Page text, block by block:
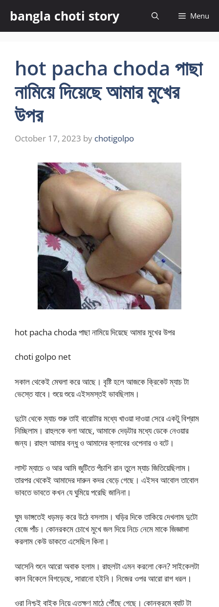
content
bangla choti story Menu
hot pacha choda পাছা
নামিয়ে দিয়েছে আমার মুখের
উপর
October 17, 2023 by chotigolpo
hot pacha choda পাছা নামিয়ে দিয়েছে আমার মুখের উপর
choti golpo net
সকাল থেকেই মেঘলা করে আছে। বৃষ্টি হলে আজকে ক্রিকেট ম্যাচ টা
ভেস্তে যাবে। শুয়ে শুয়ে এইসমস্তই ভাবছিলাম।
দুটো থেকে ম্যাচ শুরু তাই বারোটার মধ্যে খাওয়া দাওয়া সেরে একটু বিশ্রাম
নিচ্ছিলাম। রাহুলকে বলা আছে, আমাকে দেড়টার মধ্যে ডেকে নেওয়ার
জন্য। রাহুল আমার বন্ধু ও আমাদের ক্লাবের ওপেনার ও বটে।
লাস্ট ম্যাচে ও আর আমি জুটিতে পঁচাশি রান তুলে ম্যাচ জিতিয়েছিলাম।
তারপর থেকেই আমাদের দারুন কদর বেড়ে গেছে। এইসব আবোল তাবোল
ভাবতে ভাবতে কখন যে ঘুমিয়ে পরেছি জানিনা।
ঘুম ভাঙ্গতেই ধড়মড় করে উঠে বসলাম। ঘড়ির দিকে তাকিয়ে দেখলাম দুটো
বেজে পাঁচ। কোনরকমে চোখে মুখে জল দিয়ে নিচে নেমে মাকে জিজ্ঞাসা
করলাম কেউ ডাকতে এসেছিল কিনা।
আসেনি শুনে আরো অবাক হলাম। রাহুলটা এমন করলো কেন? সাইকেলটা
কাল বিকেলে বিগড়েছে, সারানো হইনি। নিজের ওপর আরো রাগ ধরল।
ওরা নিশ্চই বাইক নিয়ে এতক্ষণ মাঠে পৌঁছে গেছে। কোনক্রমে ব্যাট টা